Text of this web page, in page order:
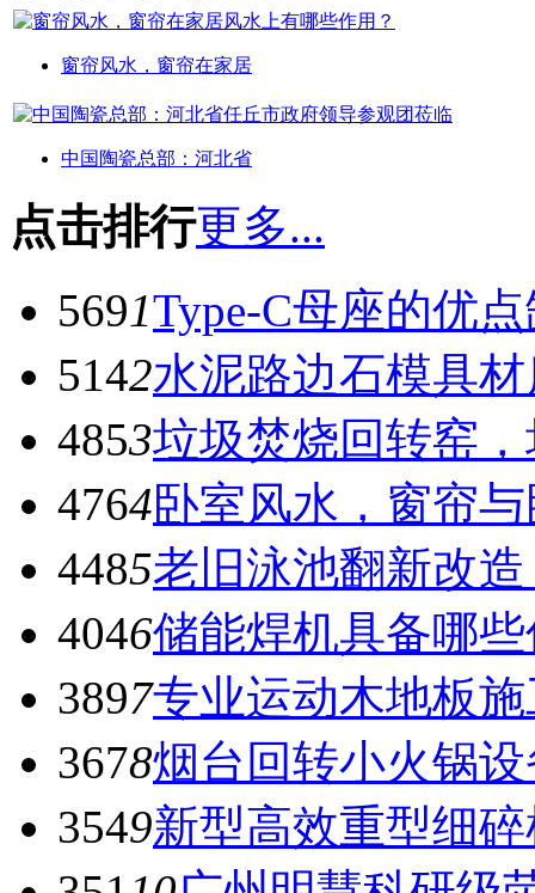
窗帘风水，窗帘在家居
中国陶瓷总部：河北省
点击排行更多...
5691Type-C母座的优
5142水泥路边石模具
4853垃圾焚烧回转窑
4764卧室风水，窗帘
4485老旧泳池翻新改
4046储能焊机具备哪
3897专业运动木地板
3678烟台回转小火锅
3549新型高效重型细